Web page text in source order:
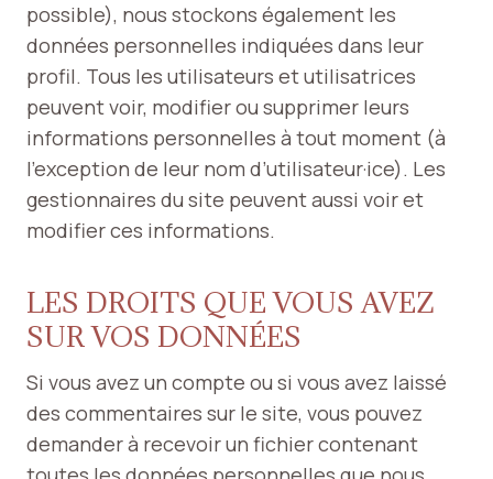
possible), nous stockons également les
données personnelles indiquées dans leur
profil. Tous les utilisateurs et utilisatrices
peuvent voir, modifier ou supprimer leurs
informations personnelles à tout moment (à
l’exception de leur nom d’utilisateur·ice). Les
gestionnaires du site peuvent aussi voir et
modifier ces informations.
LES DROITS QUE VOUS AVEZ
SUR VOS DONNÉES
Si vous avez un compte ou si vous avez laissé
des commentaires sur le site, vous pouvez
demander à recevoir un fichier contenant